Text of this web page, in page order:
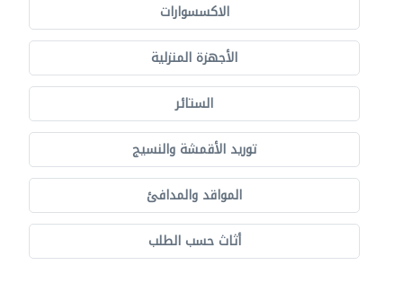
الاكسسوارات
الأجهزة المنزلية
الستائر
توريد الأقمشة والنسيج
المواقد والمدافئ
أثاث حسب الطلب